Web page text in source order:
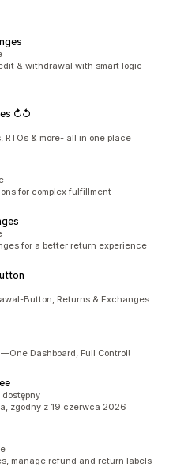
& withdrawal with smart logic
↻↺
& more- all in one place
for complex fulfillment
for a better return experience
Button, Returns & Exchanges
Dashboard, Full Control!
dostępny
zgodny z 19 czerwca 2026
manage refund and return labels